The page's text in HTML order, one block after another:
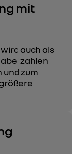
mit
auch als
zahlen
und zum